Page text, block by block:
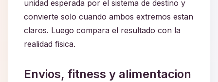
unidad esperada por el sistema de destino y
convierte solo cuando ambos extremos estan
claros. Luego compara el resultado con la
realidad fisica.
Envios, fitness y alimentacion